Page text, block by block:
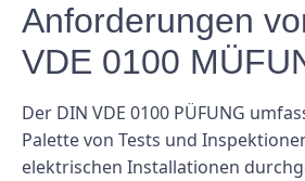
Anforderungen
VDE 0100
Der DIN VDE 0100 PÜFUNG
Palette von Tests und
elektrischen Installationen